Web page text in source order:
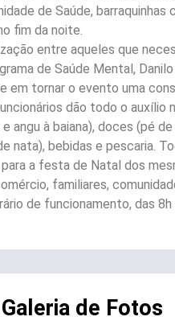
de Saúde,
fim da noite.
entre aqueles que
de Saúde Mental,
em tornar o evento uma
dão todo o auxílio
angu à baiana), doces (pé
nata), bebidas e pescaria.
a festa de Natal dos
familiares,
de funcionamento, das 8h
Galeria de Fotos